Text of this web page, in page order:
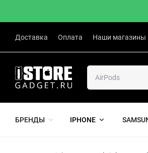
Доставка Оплата Наши магазины
БРЕНДЫ IPHONE